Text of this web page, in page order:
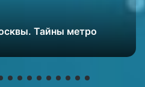
Тайны метро